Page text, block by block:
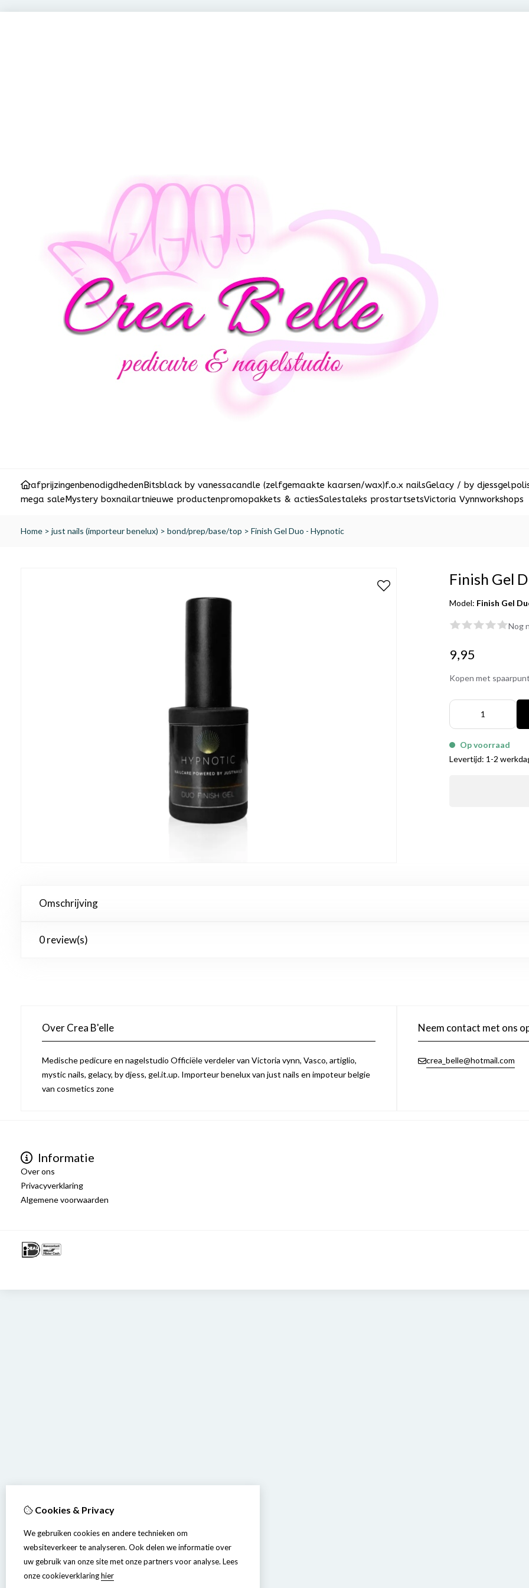
afprijzingenbenodigdhedenBitsblack by vanessacandle (zelfgemaakte kaarsen/wax)f.o.x nailsGelacy / by djess
mega saleMystery boxnailartnieuwe productenpromopakkets & actiesSalestaleks prostartsetsVictoria Vynnworkshops
Home > just nails (importeur benelux) > bond/prep/base/top > Finish Gel Duo - Hypnotic
Finish Gel
Model: Finish Gel
Nog
9,95
Kopen met
Op voorraad
Levertijd: 1-2
Omschrijving
0 review(s)
Over Crea B'elle
Medische pedicure en nagelstudio Officiële verdeler van Victoria vynn, Vasco, artiglio,
mystic nails, gelacy, by djess, gel.it.up. Importeur benelux van just nails en impoteur belgie
van cosmetics zone
Neem contact met ons
crea_belle@hotmail.com
Informatie
Over ons
Privacyverklaring
Algemene voorwaarden
Cookies & Privacy
We gebruiken cookies en andere technieken om
websiteverkeer te analyseren. Ook delen we informatie over
uw gebruik van onze site met onze partners voor analyse. Lees
onze cookieverklaringhier